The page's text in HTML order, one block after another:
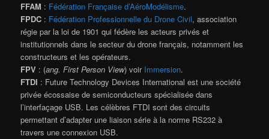
FFAM : Fédération Française d’AéroModélisme.
FPDC : Fédération Professionnelle du Drone Civil, association
régie par la loi de 1901 qui fédère les acteurs privés et
institutionnels dans le secteur du drone français, notamment les
constructeurs et les opérateurs.
FPV : (ang. First Person View) voir Immersion.
FTDI : Future Technology Devices International est une société
privée écossaise de semiconducteurs spécialisée dans
l’interfaçage USB. Les célèbres FTDI sont des circuits
permettant d’adapter une liaison série à la norme RS232 à
travers une connexion USB.